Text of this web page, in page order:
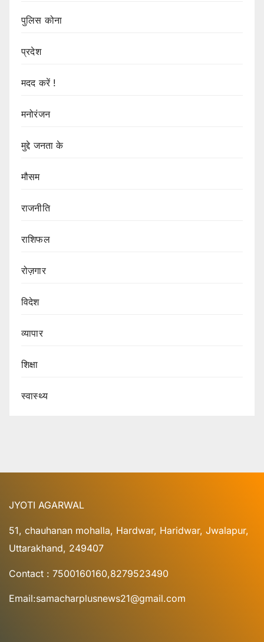
पुलिस कोना
प्रदेश
मदद करें !
मनोरंजन
मुद्दे जनता के
मौसम
राजनीति
राशिफल
रोज़गार
विदेश
व्यापार
शिक्षा
स्वास्थ्य
JYOTI AGARWAL
51, chauhanan mohalla, Hardwar, Haridwar, Jwalapur,
Uttarakhand, 249407
Contact : 7500160160,8279523490
Email:samacharplusnews21@gmail.com